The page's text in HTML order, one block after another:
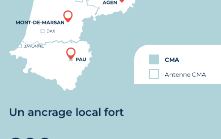
CMA
Antenne CMA
Un ancrage local fort